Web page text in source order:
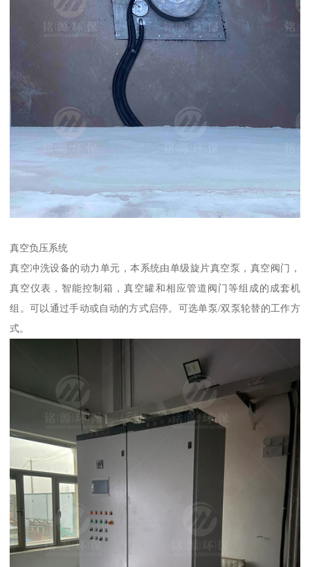
真空负压系统
真空冲洗设备的动力单元，本系统由单级旋片真空泵，真空阀门，
真空仪表，智能控制箱，真空罐和相应管道阀门等组成的成套机
组。可以通过手动或自动的方式启停。可选单泵/双泵轮替的工作方
式。